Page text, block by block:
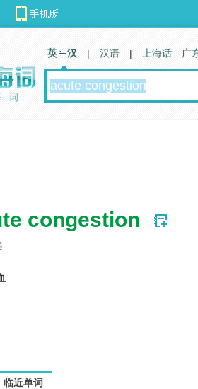
congestion
的相关资料：
临近单词
英 汉 | 汉语 | 上海话 广